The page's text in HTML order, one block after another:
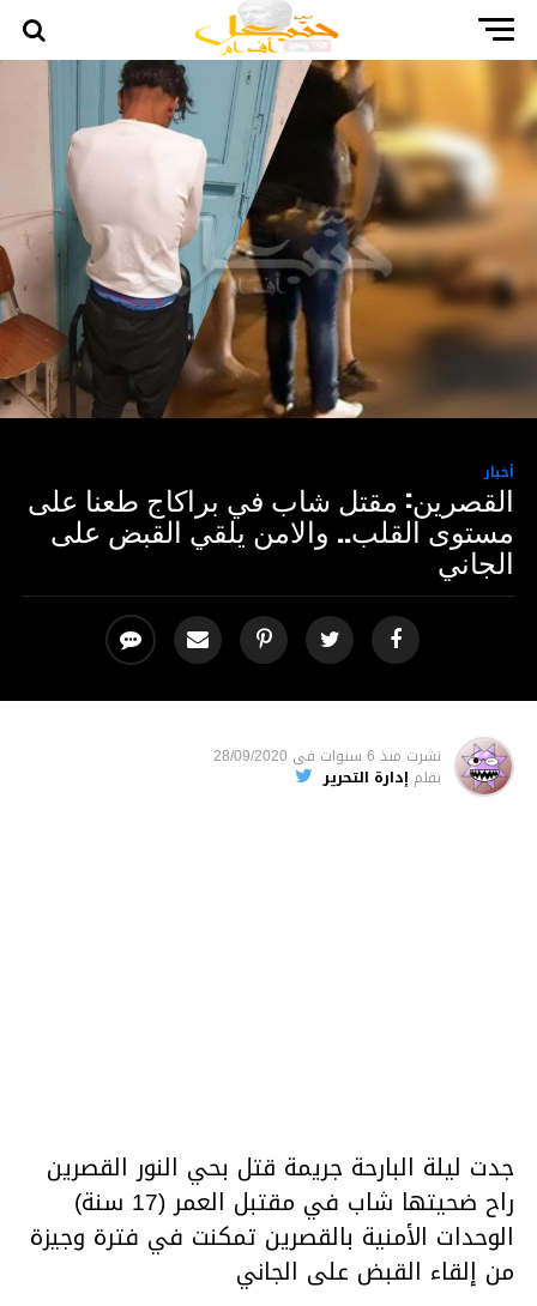
أخبار
القصرين: مقتل شاب في براكاج طعنا على
مستوى القلب.. والامن يلقي القبض على
الجاني
نشرت منذ 6 سنوات فى 28/09/2020
بقلم إدارة التحرير
جدت ليلة البارحة جريمة قتل بحي النور القصرين
راح ضحيتها شاب في مقتبل العمر (17 سنة)
الوحدات الأمنية بالقصرين تمكنت في فترة وجيزة
من إلقاء القبض على الجاني